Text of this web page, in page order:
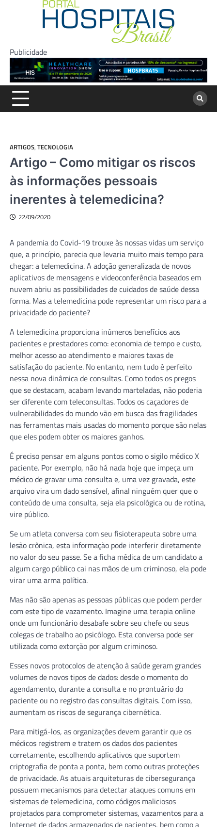
Publicidade
ARTIGOS, TECNOLOGIA
Artigo – Como mitigar os riscos
às informações pessoais
inerentes à telemedicina?
22/09/2020
A pandemia do Covid-19 trouxe às nossas vidas um serviço
que, a princípio, parecia que levaria muito mais tempo para
chegar: a telemedicina. A adoção generalizada de novos
aplicativos de mensagens e videoconferência baseados em
nuvem abriu as possibilidades de cuidados de saúde dessa
forma. Mas a telemedicina pode representar um risco para a
privacidade do paciente?
A telemedicina proporciona inúmeros benefícios aos
pacientes e prestadores como: economia de tempo e custo,
melhor acesso ao atendimento e maiores taxas de
satisfação do paciente. No entanto, nem tudo é perfeito
nessa nova dinâmica de consultas. Como todos os pregos
que se destacam, acabam levando marteladas, não poderia
ser diferente com teleconsultas. Todos os caçadores de
vulnerabilidades do mundo vão em busca das fragilidades
nas ferramentas mais usadas do momento porque são nelas
que eles podem obter os maiores ganhos.
É preciso pensar em alguns pontos como o sigilo médico X
paciente. Por exemplo, não há nada hoje que impeça um
médico de gravar uma consulta e, uma vez gravada, este
arquivo vira um dado sensível, afinal ninguém quer que o
conteúdo de uma consulta, seja ela psicológica ou de rotina,
vire público.
Se um atleta conversa com seu fisioterapeuta sobre uma
lesão crônica, esta informação pode interferir diretamente
no valor do seu passe. Se a ficha médica de um candidato a
algum cargo público cai nas mãos de um criminoso, ela pode
virar uma arma política.
Mas não são apenas as pessoas públicas que podem perder
com este tipo de vazamento. Imagine uma terapia online
onde um funcionário desabafe sobre seu chefe ou seus
colegas de trabalho ao psicólogo. Esta conversa pode ser
utilizada como extorção por algum criminoso.
Esses novos protocolos de atenção à saúde geram grandes
volumes de novos tipos de dados: desde o momento do
agendamento, durante a consulta e no prontuário do
paciente ou no registro das consultas digitais. Com isso,
aumentam os riscos de segurança cibernética.
Para mitigá-los, as organizações devem garantir que os
médicos registrem e tratem os dados dos pacientes
corretamente, escolhendo aplicativos que suportem
criptografia de ponta a ponta, bem como outras proteções
de privacidade. As atuais arquiteturas de cibersegurança
possuem mecanismos para detectar ataques comuns em
sistemas de telemedicina, como códigos maliciosos
projetados para comprometer sistemas, vazamentos para a
Internet de dados armazenados de pacientes, bem como a